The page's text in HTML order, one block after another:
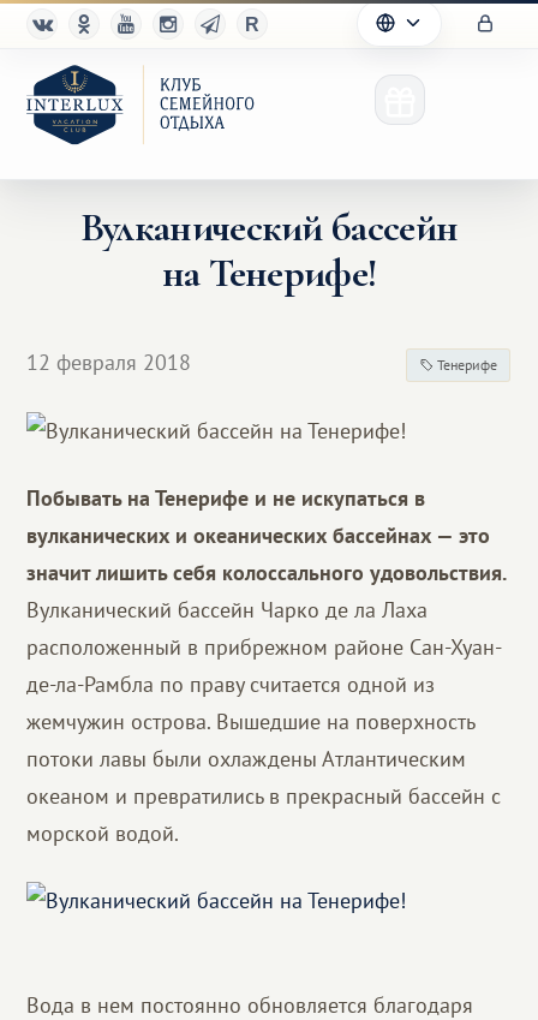
Вулканический бассейн
на Тенерифе!
12 февраля 2018 Тенерифе
Побывать на Тенерифе и не искупаться в
вулканических и океанических бассейнах — это
значит лишить себя колоссального удовольствия.
Вулканический бассейн Чарко де ла Лаха
расположенный в прибрежном районе Сан-Хуан-
де-ла-Рамбла по праву считается одной из
жемчужин острова. Вышедшие на поверхность
потоки лавы были охлаждены Атлантическим
океаном и превратились в прекрасный бассейн с
морской водой.
Вода в нем постоянно обновляется благодаря